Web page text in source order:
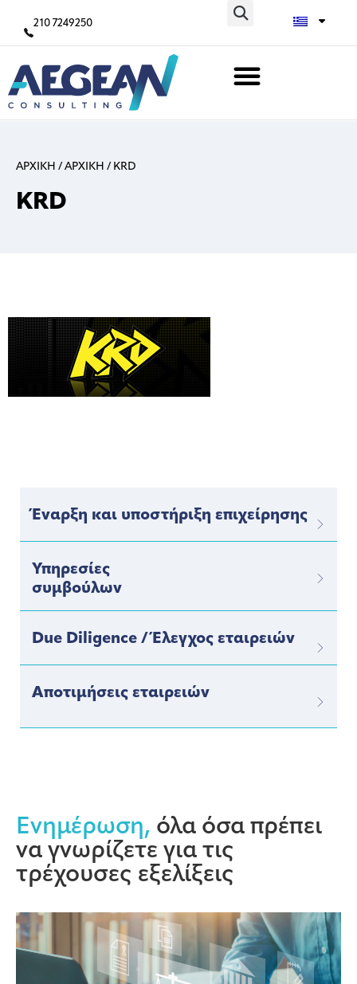
210 7249250
ΑΡΧΙΚΗ / ΑΡΧΙΚΗ / KRD
KRD
Έναρξη και υποστήριξη επιχείρησης
Υπηρεσίες
συμβούλων
Due Diligence / Έλεγχος εταιρειών
Αποτιμήσεις εταιρειών
Ενημέρωση, όλα όσα πρέπει
να γνωρίζετε για τις
τρέχουσες εξελίξεις